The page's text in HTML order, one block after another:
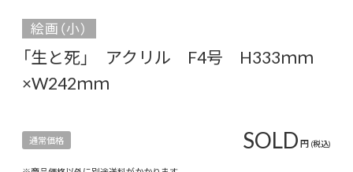
絵画（小）
「生と死」 アクリル F4号 H333ｍｍ
×W242ｍｍ
通常価格 SOLD円 (税込)